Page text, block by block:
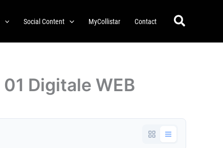
Social Content MyCollistar Contact Zoeken
Digitale WEB